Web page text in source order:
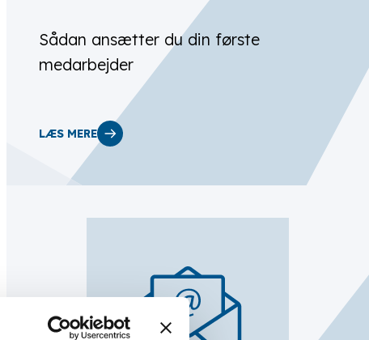
Sådan ansætter du din første
medarbejder
LÆS MERE